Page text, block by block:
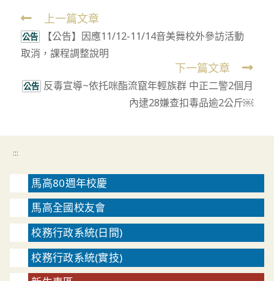
Read
more
articles
上一篇文章
公告
【公告】因應11/12-11/14音美舞校外參訪活動
取消，課程調整說明
下一篇文章
公告 反毒宣導~依托咪酯流竄年輕族群 中正二警2個月
內逮28嫌查扣毒品逾2公斤￼
:::
馬高80週年校慶
馬高全國校友會
校務行政系統(日間)
校務行政系統(實技)